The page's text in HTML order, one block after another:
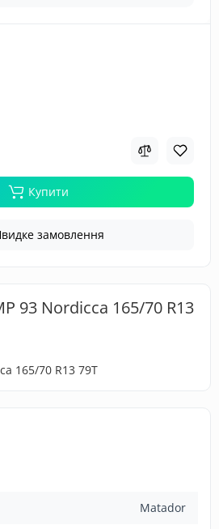
Купити
замовлення
93 Nordicca 165/70 R13
165/70 R13 79T
Matador